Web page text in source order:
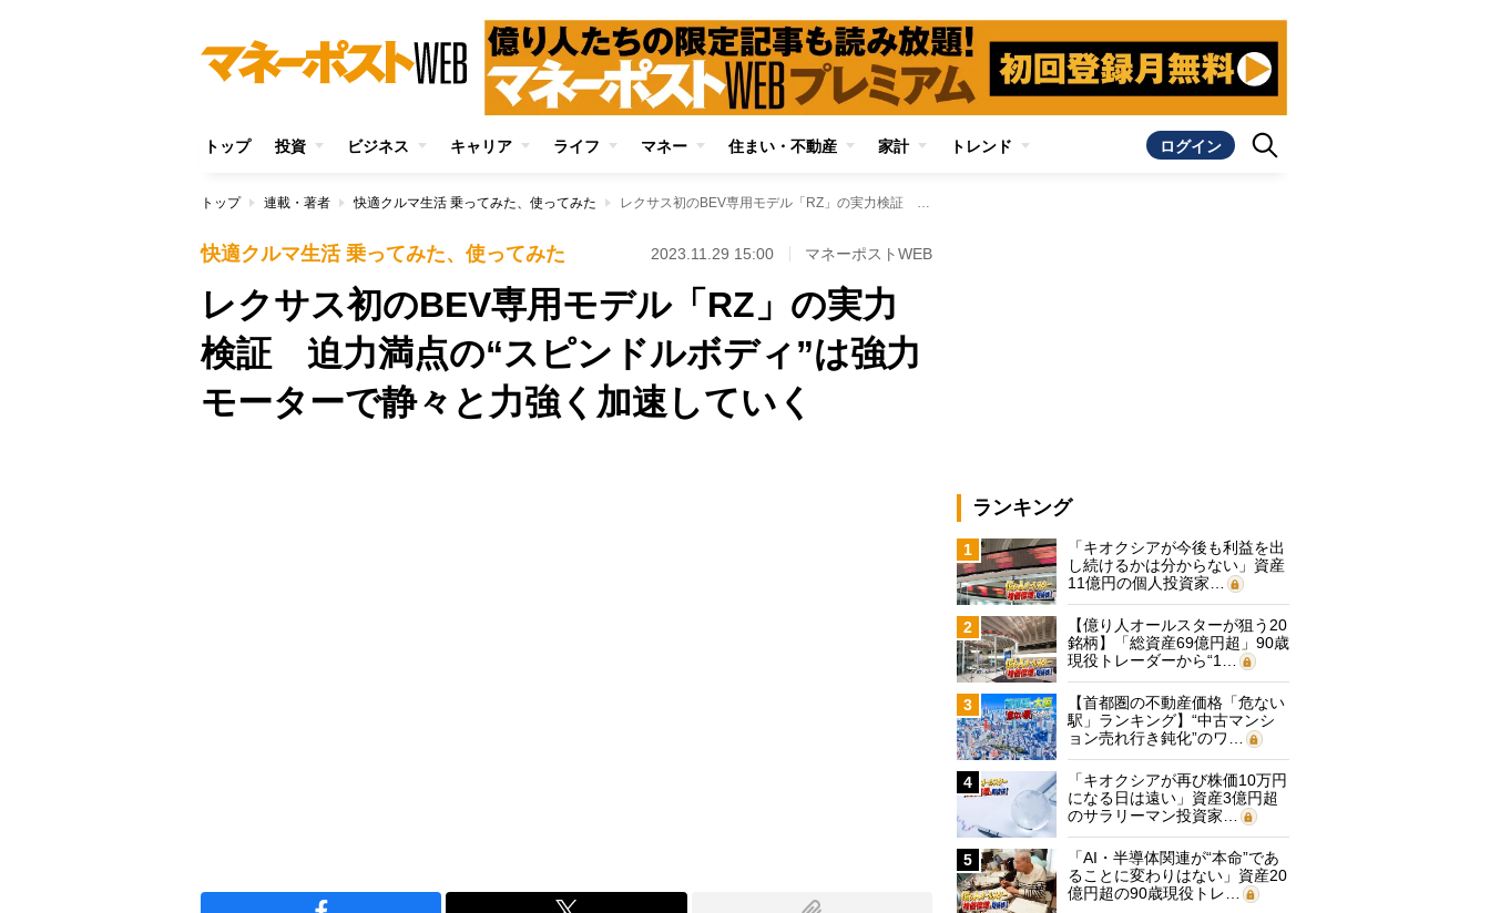
トップ 投資 ビジネス キャリア ライフ マネー 住まい・不動産 家計 トレンド ログイン
トップ 連載・著者 快適クルマ生活 乗ってみた、使ってみた レクサス初のBEV専用モデル「RZ」の実力検証 迫力満点の“スピンドルボディ”は強力モーターで静々と力強く加速していく
快適クルマ生活 乗ってみた、使ってみた 2023.11.29 15:00 マネーポストWEB
レクサス初のBEV専用モデル「RZ」の実力
検証 迫力満点の“スピンドルボディ”は強力
モーターで静々と力強く加速していく
ランキング
1
「キオクシアが今後も利益を出
し続けるかは分からない」資産
11億円の個人投資家…
2
【億り人オールスターが狙う20
銘柄】「総資産69億円超」90歳
現役トレーダーから“1…
3
【首都圏の不動産価格「危ない
駅」ランキング】“中古マンシ
ョン売れ行き鈍化”のワ…
4
「キオクシアが再び株価10万円
になる日は遠い」資産3億円超
のサラリーマン投資家…
5
「AI・半導体関連が“本命”であ
ることに変わりはない」資産20
億円超の90歳現役トレ…